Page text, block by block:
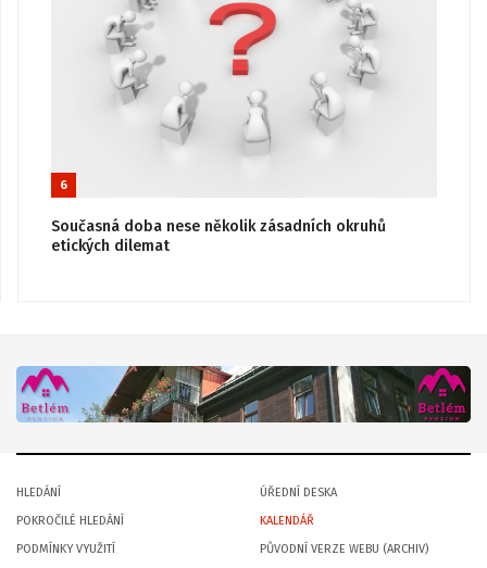
6
Současná doba nese několik zásadních okruhů
etických dilemat
HLEDÁNÍ
POKROČILÉ HLEDÁNÍ
PODMÍNKY VYUŽITÍ
ÚŘEDNÍ DESKA
KALENDÁŘ
PŮVODNÍ VERZE WEBU (ARCHIV)